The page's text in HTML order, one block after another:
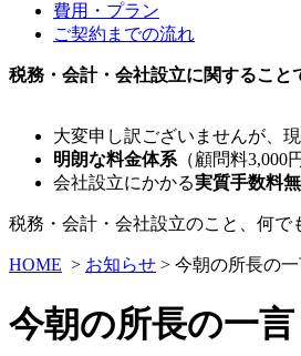
費用・プラン
ご契約までの流れ
税務・会計・会社設立に関すること
大変申し訳ございませんが、
明朗な料金体系 （顧問料3,000
会社設立にかかる実質手数料
税務・会計・会社設立のこと、何で
HOME > お知らせ > 今朝の所長の
今朝の所長の一